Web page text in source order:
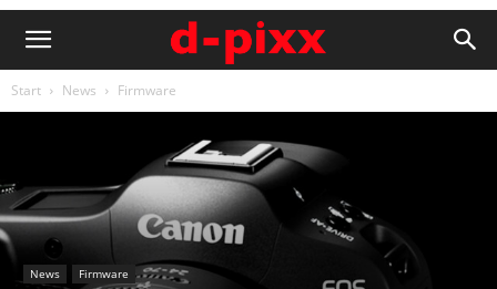
Start News Firmware
News Firmware